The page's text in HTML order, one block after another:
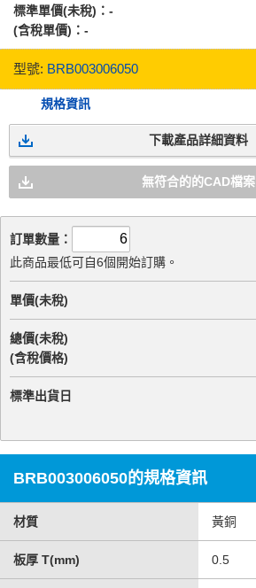
標準單價(未稅)： -
(含稅單價)： -
型號: BRB003006050
規格資訊
下載產品詳細資料
無符合的的CAD檔案
訂單數量：
此商品最低可自6個開始訂購。
單價(未稅)
總價(未稅)
(含稅價格)
標準出貨日
BRB003006050的規格資訊
材質 黃銅
板厚 T(mm) 0.5